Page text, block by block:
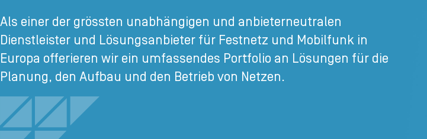
Als einer der grössten unabhängigen und anbieterneutralen
Dienstleister und Lösungsanbieter für Festnetz und Mobilfunk in
Europa offerieren wir ein umfassendes Portfolio an Lösungen für die
Planung, den Aufbau und den Betrieb von Netzen.